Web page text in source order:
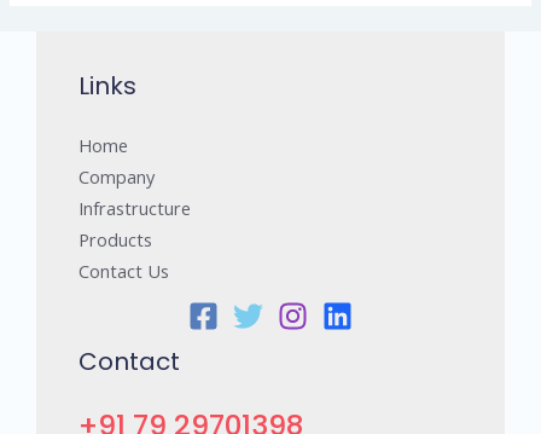
Links
Home
Company
Infrastructure
Products
Contact Us
Contact
+91 79 29701398